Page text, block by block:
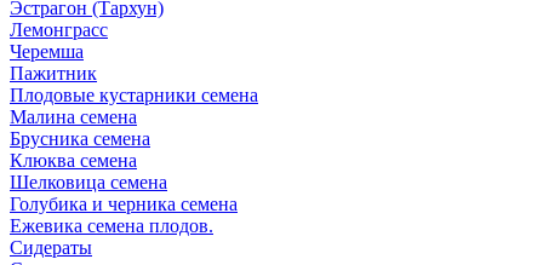
Эстрагон (Тархун)
Лемонграсс
Черемша
Пажитник
Плодовые кустарники семена
Малина семена
Брусника семена
Клюква семена
Шелковица семена
Голубика и черника семена
Ежевика семена плодов.
Сидераты